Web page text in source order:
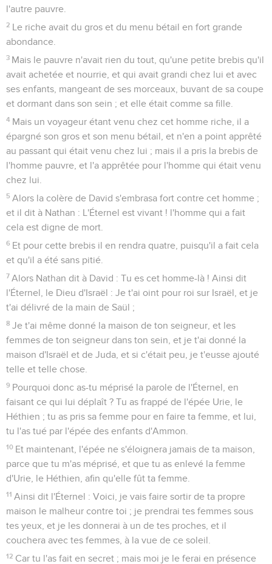
l'autre pauvre.
2 Le riche avait du gros et du menu bétail en fort grande
abondance.
3 Mais le pauvre n'avait rien du tout, qu'une petite brebis qu'il
avait achetée et nourrie, et qui avait grandi chez lui et avec
ses enfants, mangeant de ses morceaux, buvant de sa coupe
et dormant dans son sein ; et elle était comme sa fille.
4 Mais un voyageur étant venu chez cet homme riche, il a
épargné son gros et son menu bétail, et n'en a point apprêté
au passant qui était venu chez lui ; mais il a pris la brebis de
l'homme pauvre, et l'a apprêtée pour l'homme qui était venu
chez lui.
5 Alors la colère de David s'embrasa fort contre cet homme ;
et il dit à Nathan : L'Éternel est vivant ! l'homme qui a fait
cela est digne de mort.
6 Et pour cette brebis il en rendra quatre, puisqu'il a fait cela
et qu'il a été sans pitié.
7 Alors Nathan dit à David : Tu es cet homme-là ! Ainsi dit
l'Éternel, le Dieu d'Israël : Je t'ai oint pour roi sur Israël, et je
t'ai délivré de la main de Saül ;
8 Je t'ai même donné la maison de ton seigneur, et les
femmes de ton seigneur dans ton sein, et je t'ai donné la
maison d'Israël et de Juda, et si c'était peu, je t'eusse ajouté
telle et telle chose.
9 Pourquoi donc as-tu méprisé la parole de l'Éternel, en
faisant ce qui lui déplaît ? Tu as frappé de l'épée Urie, le
Héthien ; tu as pris sa femme pour en faire ta femme, et lui,
tu l'as tué par l'épée des enfants d'Ammon.
10 Et maintenant, l'épée ne s'éloignera jamais de ta maison,
parce que tu m'as méprisé, et que tu as enlevé la femme
d'Urie, le Héthien, afin qu'elle fût ta femme.
11 Ainsi dit l'Éternel : Voici, je vais faire sortir de ta propre
maison le malheur contre toi ; je prendrai tes femmes sous
tes yeux, et je les donnerai à un de tes proches, et il
couchera avec tes femmes, à la vue de ce soleil.
12 Car tu l'as fait en secret ; mais moi je le ferai en présence